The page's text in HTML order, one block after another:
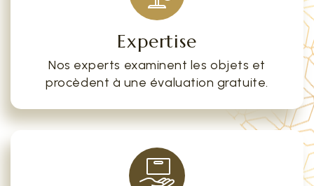
Expertise
Nos experts examinent les objets et
procèdent à une évaluation gratuite.